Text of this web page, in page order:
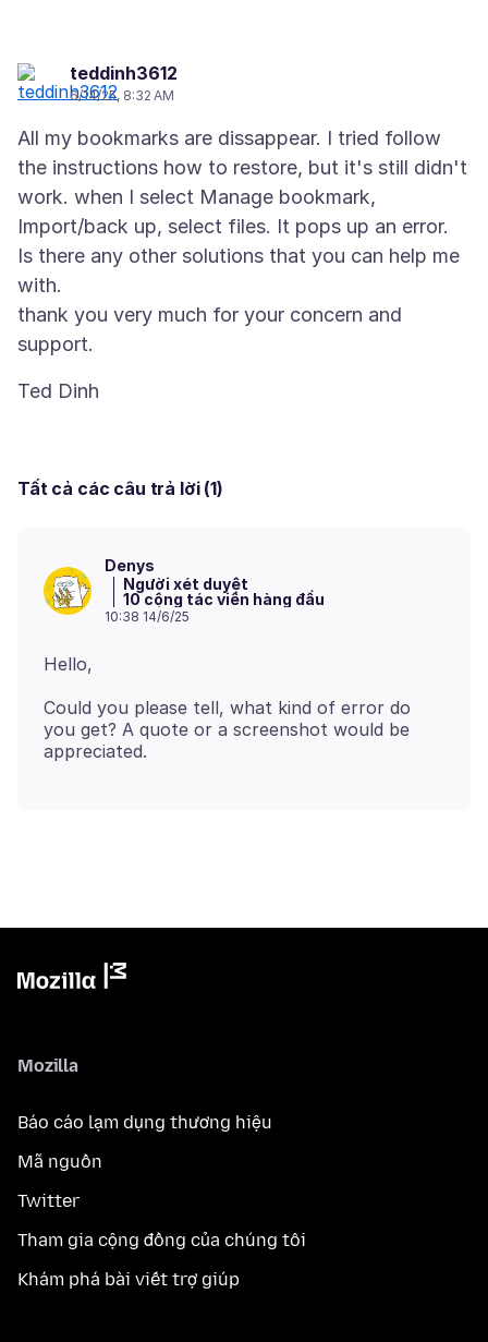
teddinh3612
6/14/25, 8:32 AM
All my bookmarks are dissappear. I tried follow
the instructions how to restore, but it's still didn't
work. when I select Manage bookmark,
Import/back up, select files. It pops up an error.
Is there any other solutions that you can help me
with.
thank you very much for your concern and
Tất cả các câu trả lời (1)
Denys
Người xét duyệt
10 cộng tác viên hàng đầu
10:38 14/6/25
Could you please tell, what kind of error do
you get? A quote or a screenshot would be
Mozilla
Báo cáo lạm dụng thương hiệu
Mã nguồn
Twitter
Tham gia cộng đồng của chúng tôi
Khám phá bài viết trợ giúp